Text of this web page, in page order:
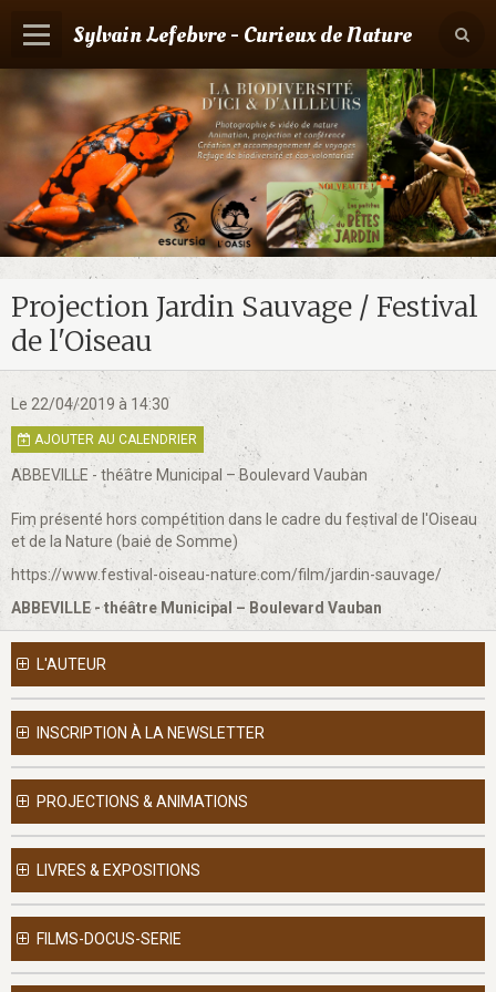
Sylvain Lefebvre - Curieux de Nature
Panier 0
Votre compte
Accueil
Contact
Agenda
Projection Jardin Sauvage / Festival
de l'Oiseau
Le 22/04/2019 à 14:30
AJOUTER AU CALENDRIER
ABBEVILLE - théâtre Municipal – Boulevard Vauban
Fim présenté hors compétition dans le cadre du festival de l'Oiseau
et de la Nature (baie de Somme)
https://www.festival-oiseau-nature.com/film/jardin-sauvage/
ABBEVILLE - théâtre Municipal – Boulevard Vauban
L'AUTEUR
INSCRIPTION À LA NEWSLETTER
PROJECTIONS & ANIMATIONS
LIVRES & EXPOSITIONS
FILMS-DOCUS-SERIE